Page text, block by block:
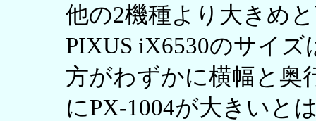
他の2機種より大きめ
PIXUS iX6530のサイ
方がわずかに横幅と奥
にPX-1004が大きいと